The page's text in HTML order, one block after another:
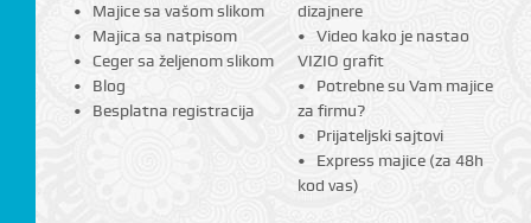
Majice sa vašom slikom
Majica sa natpisom
Ceger sa željenom slikom
Blog
Besplatna registracija
dizajnere
Video kako je nastao
VIZIO grafit
Potrebne su Vam majice
za firmu?
Prijateljski sajtovi
Express majice (za 48h
kod vas)